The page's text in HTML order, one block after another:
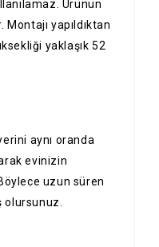
Ürünün
yapıldıktan
yaklaşık 52
aynı oranda
evinizin
uzun süren
olursunuz.